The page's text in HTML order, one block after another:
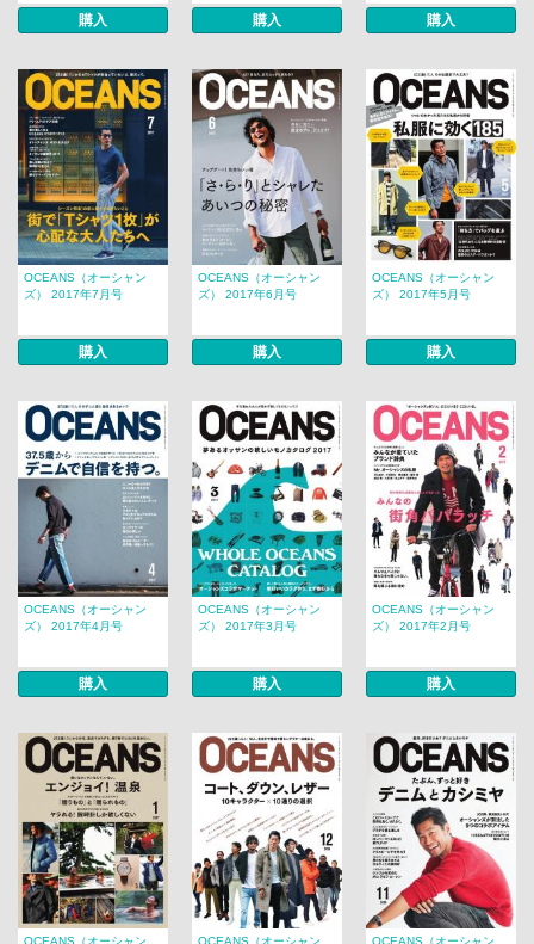
購入 購入 購入
OCEANS（オーシャン
ズ） 2017年7月号
購入
OCEANS（オーシャン
ズ） 2017年6月号
購入
OCEANS（オーシャン
ズ） 2017年5月号
購入
OCEANS（オーシャン
ズ） 2017年4月号
購入
OCEANS（オーシャン
ズ） 2017年3月号
購入
OCEANS（オーシャン
ズ） 2017年2月号
購入